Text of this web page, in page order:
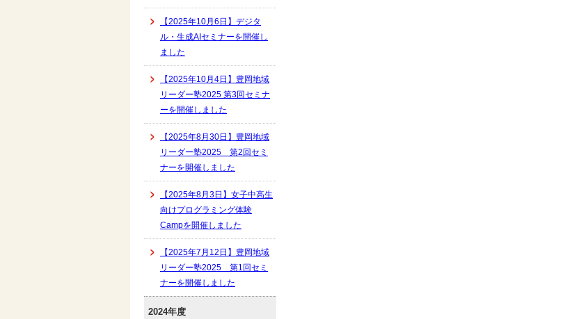
【2025年10月6日】デジタ
ル・生成AIセミナーを開催し
ました
【2025年10月4日】豊岡地域
リーダー塾2025 第3回セミナ
ーを開催しました
【2025年8月30日】豊岡地域
リーダー塾2025 第2回セミ
ナーを開催しました
【2025年8月3日】女子中高生
向けプログラミング体験
Campを開催しました
【2025年7月12日】豊岡地域
リーダー塾2025 第1回セミ
ナーを開催しました
2024年度